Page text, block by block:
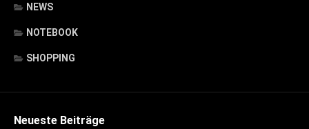
NEWS
NOTEBOOK
SHOPPING
Neueste Beiträge